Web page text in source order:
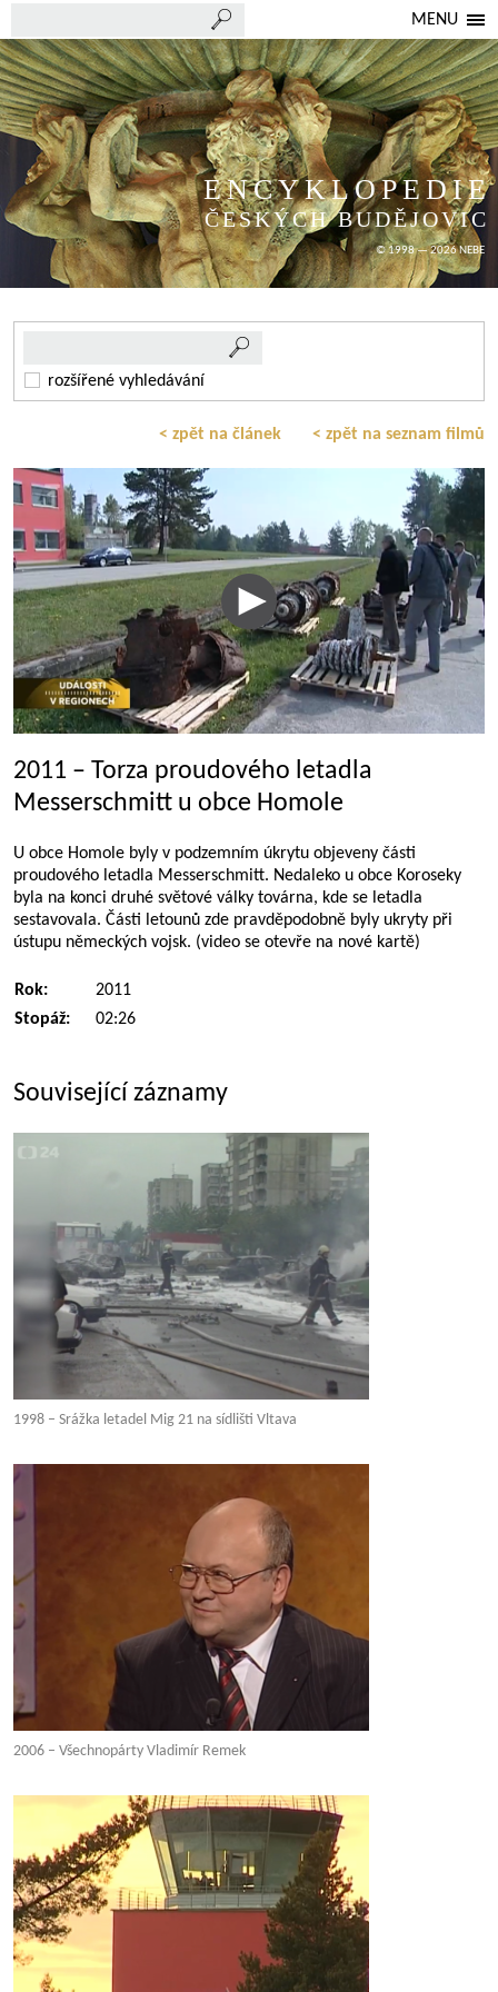
MENU
ENCYKLOPEDIE
ČESKÝCH BUDĚJOVIC
© 1998 — 2026 NEBE
rozšířené vyhledávání
< zpět na článek < zpět na seznam filmů
2011 – Torza proudového letadla
Messerschmitt u obce Homole
U obce Homole byly v podzemním úkrytu objeveny části
proudového letadla Messerschmitt. Nedaleko u obce Koroseky
byla na konci druhé světové války továrna, kde se letadla
sestavovala. Části letounů zde pravděpodobně byly ukryty při
ústupu německých vojsk. (video se otevře na nové kartě)
Rok:
2011
Stopáž:
02:26
Související záznamy
1998 – Srážka letadel Mig 21 na sídlišti Vltava
2006 – Všechnopárty Vladimír Remek